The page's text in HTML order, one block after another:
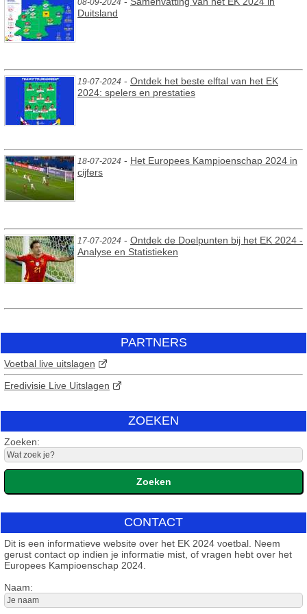
08-09-2024
Duitsland
19-07-2024 - Ontdek het beste elftal van het EK
2024: spelers en prestaties
18-07-2024 - Het Europees Kampioenschap 2024 in
cijfers
17-07-2024 - Ontdek de Doelpunten bij het EK 2024 -
Analyse en Statistieken
PARTNERS
Voetbal live uitslagen
Eredivisie Live Uitslagen
ZOEKEN
Zoeken:
CONTACT
Dit is een informatieve website over het EK 2024 voetbal. Neem
gerust contact op indien je informatie mist, of vragen hebt over het
Europees Kampioenschap 2024.
Naam: